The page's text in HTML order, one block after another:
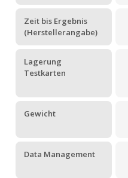
Zeit bis Ergebnis
(Herstellerangabe)
Lagerung
Testkarten
Gewicht
Data Management